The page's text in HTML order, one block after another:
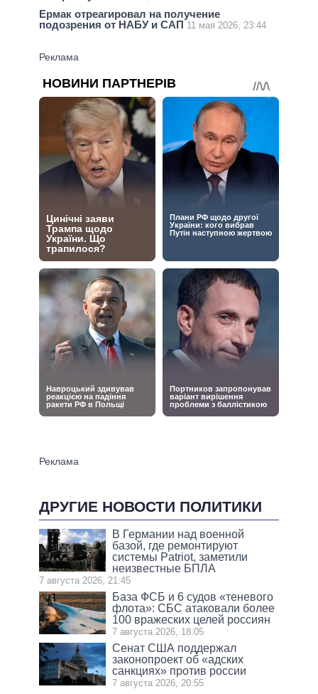
Ермак отреагировал на получение
подозрения от НАБУ и САП 11 мая 2026, 23:44
ДРУГИЕ НОВОСТИ ПОЛИТИКИ
В Германии над военной
базой, где ремонтируют
системы Patriot, заметили
неизвестные БПЛА
7 августа 2026, 21:45
База ФСБ и 6 судов «теневого
флота»: СБС атаковали более
100 вражеских целей россиян
7 августа 2026, 18:05
Сенат США поддержал
законопроект об «адских
санкциях» против россии
7 августа 2026, 20:55